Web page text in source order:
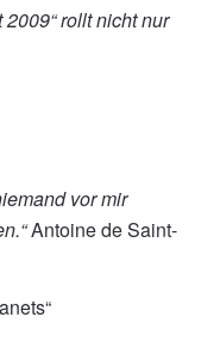
rollt nicht nur
vor mir
Antoine de Saint-